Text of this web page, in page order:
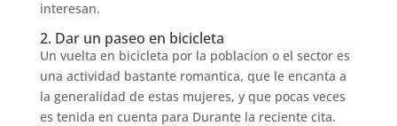
interesan.
2. Dar un paseo en bicicleta
Un vuelta en bicicleta por la poblacion o el sector es
una actividad bastante romantica, que le encanta a
la generalidad de estas mujeres, y que pocas veces
es tenida en cuenta para Durante la reciente cita.